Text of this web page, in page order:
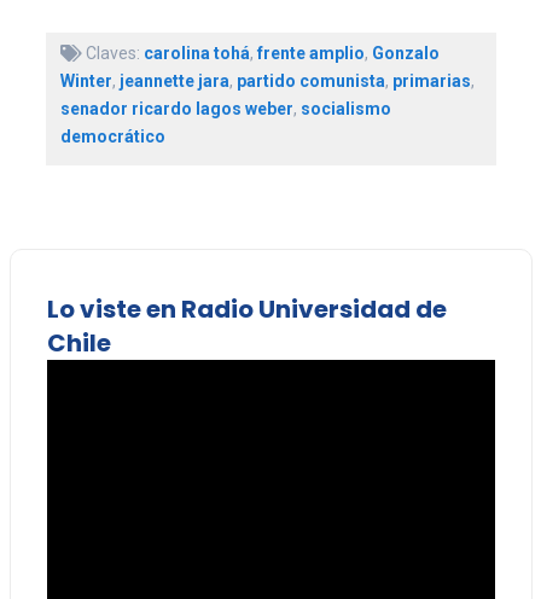
Claves: carolina tohá,frente amplio, Gonzalo
Winter, jeannette jara, partido comunista, primarias,
senador ricardo lagos weber, socialismo
democrático
Lo viste en Radio Universidad de
Chile